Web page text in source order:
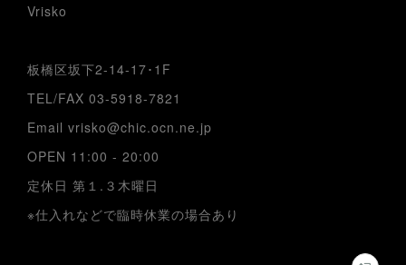
Vrisko
板橋区坂下2-14-17･1F
TEL/FAX 03-5918-7821
Email vrisko@chic.ocn.ne.jp
OPEN 11:00 - 20:00
定休日 第１.３木曜日
※仕入れなどで臨時休業の場合あり